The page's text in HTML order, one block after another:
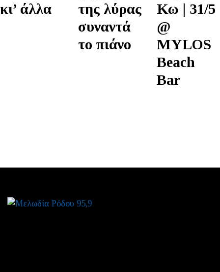
κι’ άλλα
της λύρας
συναντά
το πιάνο
Κω | 31/5
@
MYLOS
Beach
Bar